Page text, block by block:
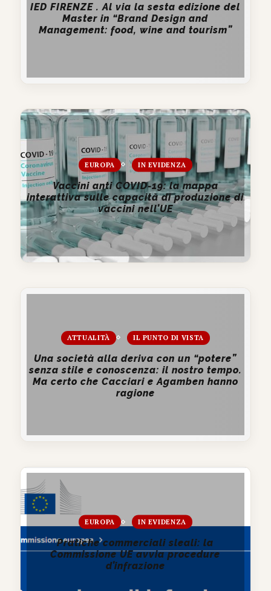
IED FIRENZE . Al via la sesta edizione del
Master in “Brand Design and
Management: food, wine and tourism”
EUROPA IN EVIDENZA
Vaccini anti COVID-19: la mappa
interattiva sulle capacità di produzione di
vaccini nell’UE
ATTUALITÀ IL PUNTO DI VISTA
Una società alla deriva con un “potere”
senza stile e conoscenza: il nostro tempo.
Ma certo che Cacciari e Agamben hanno
ragione
EUROPA IN EVIDENZA
Pratiche commerciali sleali: la
Commissione UE avvia procedure
d’infrazione